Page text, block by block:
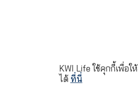
©2022 ลิขสิทธิ์